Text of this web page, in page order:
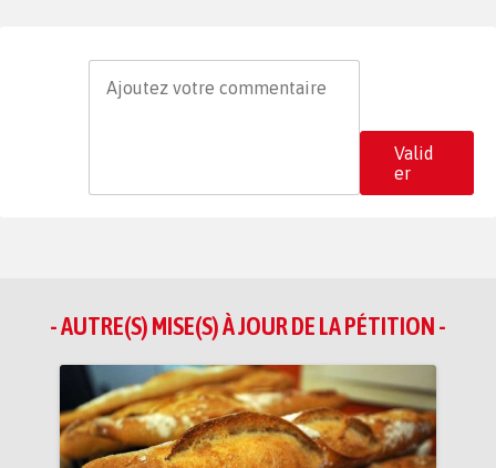
Valid
er
- AUTRE(S) MISE(S) À JOUR DE LA PÉTITION -